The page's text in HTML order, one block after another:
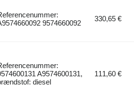
9574660092
330,65 €
A9574600131,
diesel
111,60 €